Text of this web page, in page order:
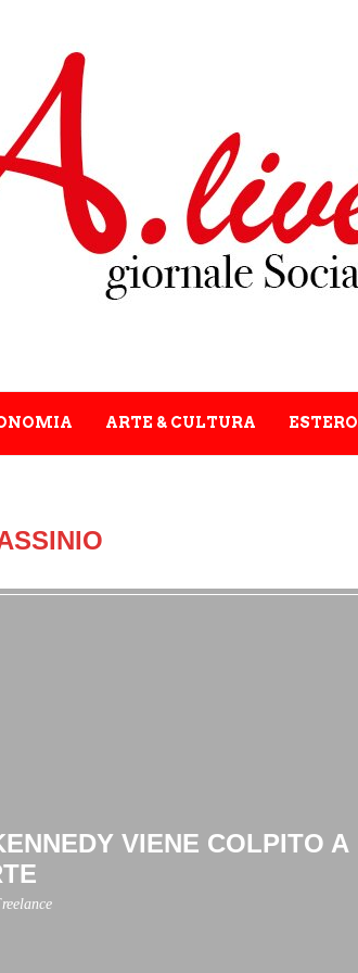
ARTE & CULTURA ESTERO
VIENE COLPITO A